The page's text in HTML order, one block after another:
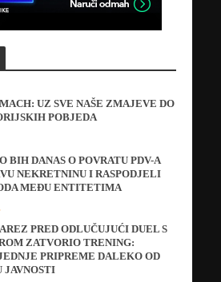
UZ SVE NAŠE ZMAJEVE DO
POBJEDA
BIH DANAS O POVRATU PDV-A
NEKRETNINU I RASPODJELI
MEĐU ENTITETIMA
PRED ODLUČUJUĆI DUEL S
ZATVORIO TRENING:
PRIPREME DALEKO OD
JAVNOSTI